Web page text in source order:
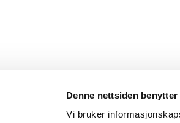
Denne nettsiden
Vi bruker